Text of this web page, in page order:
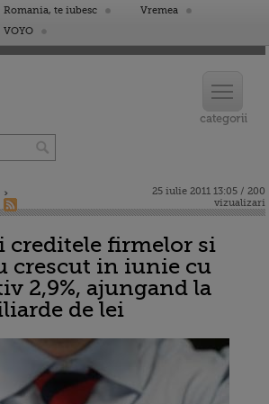
Romania, te iubesc
Vremea
VOYO
25 iulie 2011 13:05 / 200
vizualizari
creditele firmelor si
crescut in iunie cu
2,9%, ajungand la
de lei